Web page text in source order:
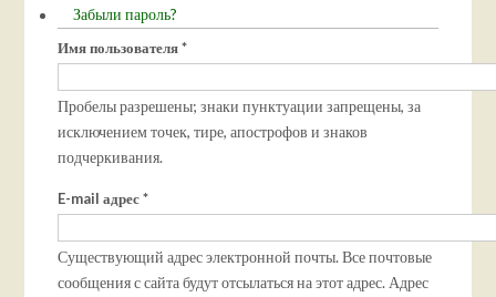
Забыли пароль?
Имя пользователя*
Пробелы разрешены; знаки пунктуации запрещены, за
исключением точек, тире, апострофов и знаков
подчеркивания.
E-mail адрес*
Существующий адрес электронной почты. Все почтовые
сообщения с сайта будут отсылаться на этот адрес. Адрес